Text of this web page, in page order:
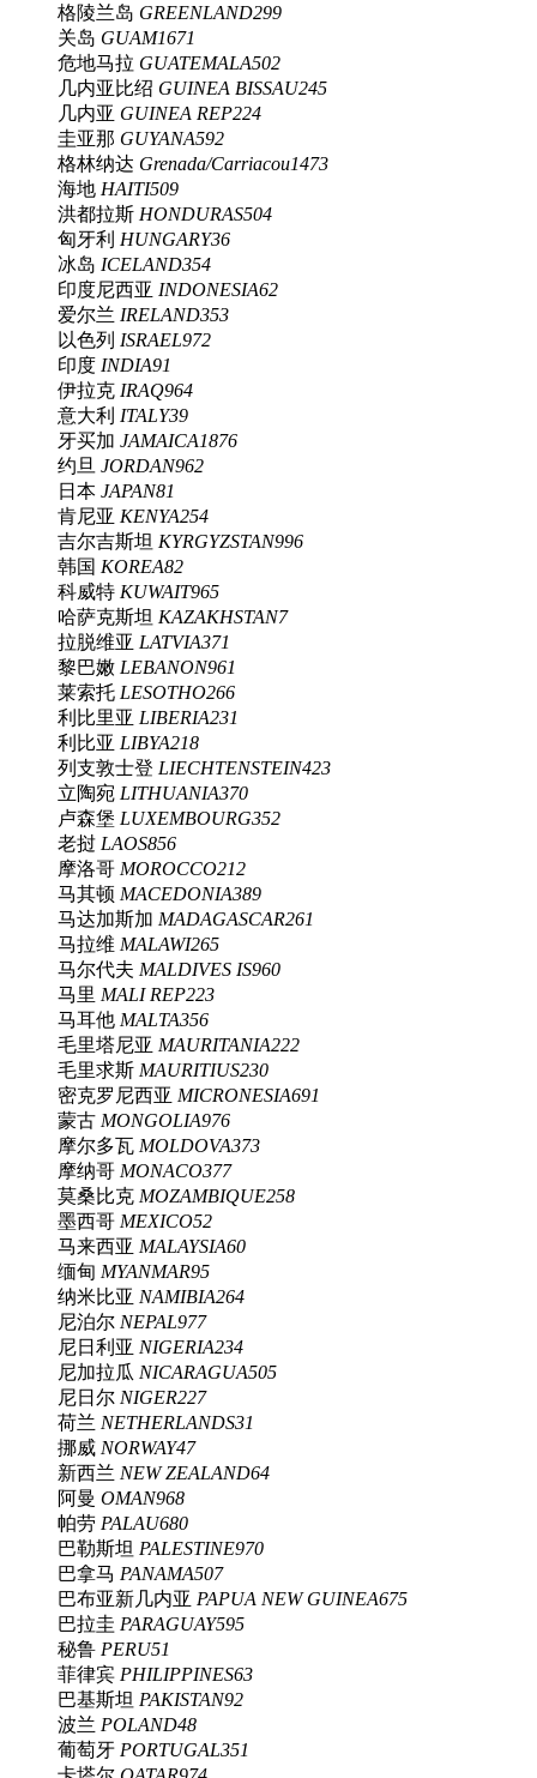
格陵兰岛 GREENLAND299
关岛 GUAM1671
危地马拉 GUATEMALA502
几内亚比绍 GUINEA BISSAU245
几内亚 GUINEA REP224
圭亚那 GUYANA592
格林纳达 Grenada/Carriacou1473
海地 HAITI509
洪都拉斯 HONDURAS504
匈牙利 HUNGARY36
冰岛 ICELAND354
印度尼西亚 INDONESIA62
爱尔兰 IRELAND353
以色列 ISRAEL972
印度 INDIA91
伊拉克 IRAQ964
意大利 ITALY39
牙买加 JAMAICA1876
约旦 JORDAN962
日本 JAPAN81
肯尼亚 KENYA254
吉尔吉斯坦 KYRGYZSTAN996
韩国 KOREA82
科威特 KUWAIT965
哈萨克斯坦 KAZAKHSTAN7
拉脱维亚 LATVIA371
黎巴嫩 LEBANON961
莱索托 LESOTHO266
利比里亚 LIBERIA231
利比亚 LIBYA218
列支敦士登 LIECHTENSTEIN423
立陶宛 LITHUANIA370
卢森堡 LUXEMBOURG352
老挝 LAOS856
摩洛哥 MOROCCO212
马其顿 MACEDONIA389
马达加斯加 MADAGASCAR261
马拉维 MALAWI265
马尔代夫 MALDIVES IS960
马里 MALI REP223
马耳他 MALTA356
毛里塔尼亚 MAURITANIA222
毛里求斯 MAURITIUS230
密克罗尼西亚 MICRONESIA691
蒙古 MONGOLIA976
摩尔多瓦 MOLDOVA373
摩纳哥 MONACO377
莫桑比克 MOZAMBIQUE258
墨西哥 MEXICO52
马来西亚 MALAYSIA60
缅甸 MYANMAR95
纳米比亚 NAMIBIA264
尼泊尔 NEPAL977
尼日利亚 NIGERIA234
尼加拉瓜 NICARAGUA505
尼日尔 NIGER227
荷兰 NETHERLANDS31
挪威 NORWAY47
新西兰 NEW ZEALAND64
阿曼 OMAN968
帕劳 PALAU680
巴勒斯坦 PALESTINE970
巴拿马 PANAMA507
巴布亚新几内亚 PAPUA NEW GUINEA675
巴拉圭 PARAGUAY595
秘鲁 PERU51
菲律宾 PHILIPPINES63
巴基斯坦 PAKISTAN92
波兰 POLAND48
葡萄牙 PORTUGAL351